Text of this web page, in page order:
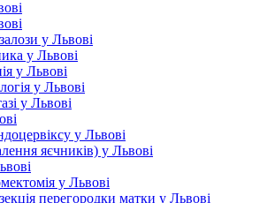
у Львові
у Львові
у Львові
у Львові
у Львові
у Львові
яєчників) у Львові
у Львові
перегородки матки у Львові